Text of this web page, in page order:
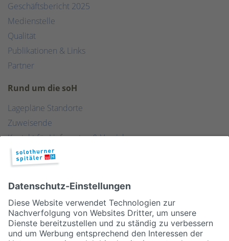
Geschäftsbericht 2025
Medienstelle
Qualität
Publikationen & Links
Partner
Rund um die soH
Lagepläne Standorte
Zuweisende
Kontakt für Lieferanten & Versicherungen
Zentralwäscherei
HEBSORG
Spital Club